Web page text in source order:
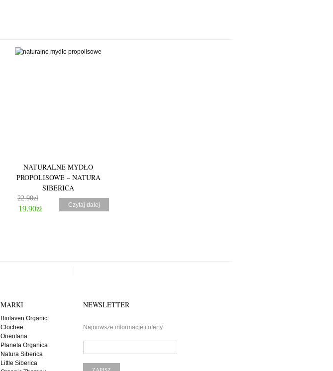
NATURALNE MYDŁO
PROPOLISOWE – NATURA
SIBERICA
22.90zł
19.90zł Czytaj dalej
MARKI
Biolaven Organic
Clochee
Orientana
Planeta Organica
Natura Siberica
Little Siberica
NEWSLETTER
Najnowsze informacje i oferty